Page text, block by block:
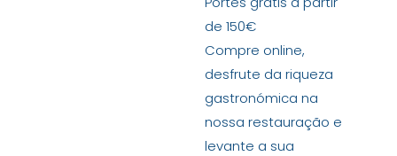
de 150€
Compre online,
desfrute da riqueza
gastronómica na
nossa restauração e
levante a sua